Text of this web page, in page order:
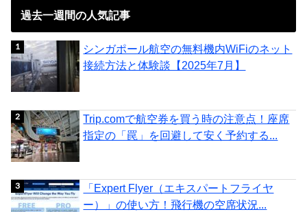
過去一週間の人気記事
シンガポール航空の無料機内WiFiのネット
接続方法と体験談【2025年7月】
Trip.comで航空券を買う時の注意点！座席
指定の「罠」を回避して安く予約する...
「Expert Flyer（エキスパートフライヤ
ー）」の使い方！飛行機の空席状況...